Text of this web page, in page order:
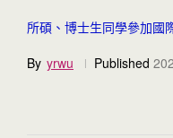
所碩、博士生同學參加國
By yrwu Published